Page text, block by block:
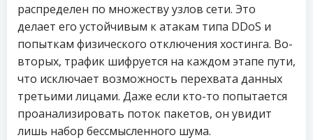
распределен по множеству узлов сети. Это
делает его устойчивым к атакам типа DDoS и
попыткам физического отключения хостинга. Во-
вторых, трафик шифруется на каждом этапе пути,
что исключает возможность перехвата данных
третьими лицами. Даже если кто-то попытается
проанализировать поток пакетов, он увидит
лишь набор бессмысленного шума.